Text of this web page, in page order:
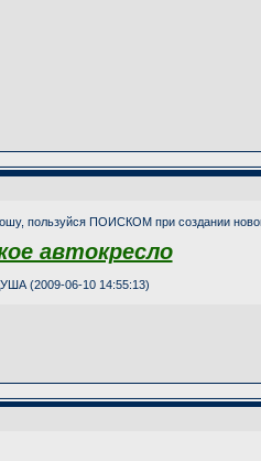
пользуйся ПОИСКОМ при создании
автокресло
(2009-06-10 14:55:13)